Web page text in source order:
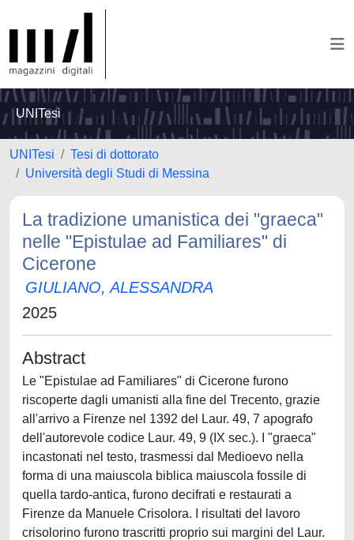
UNITesi
UNITesi
Tesi di dottorato
Università degli Studi di Messina
La tradizione umanistica dei "graeca"
nelle "Epistulae ad Familiares" di
Cicerone
GIULIANO, ALESSANDRA
2025
Abstract
Le "Epistulae ad Familiares" di Cicerone furono
riscoperte dagli umanisti alla fine del Trecento, grazie
all'arrivo a Firenze nel 1392 del Laur. 49, 7 apografo
dell'autorevole codice Laur. 49, 9 (IX sec.). I "graeca"
incastonati nel testo, trasmessi dal Medioevo nella
forma di una maiuscola biblica maiuscola fossile di
quella tardo-antica, furono decifrati e restaurati a
Firenze da Manuele Crisolora. I risultati del lavoro
crisolorino furono trascritti proprio sui margini del Laur.